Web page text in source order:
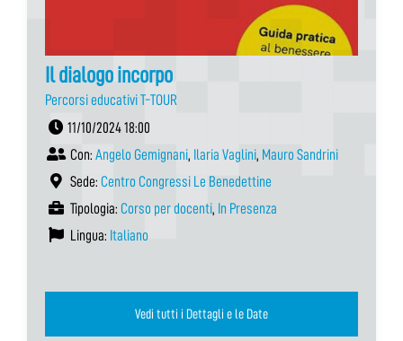
Il dialogo incorpo
Percorsi educativi T-TOUR
11/10/2024 18:00
Con: Angelo Gemignani, Ilaria Vaglini, Mauro Sandrini
Sede: Centro Congressi Le Benedettine
Tipologia: Corso per docenti, In Presenza
Lingua: Italiano
Vedi tutti i Dettagli e le Date